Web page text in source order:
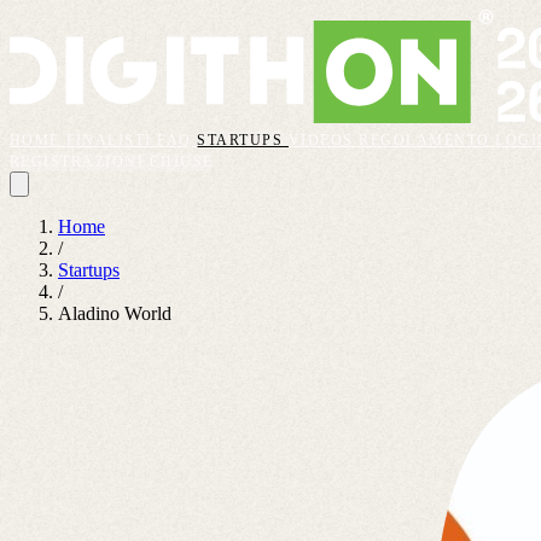
FAQSTARTUPS VIDEOS REGOLAMENTO
Home
/
Startups
/
Aladino World